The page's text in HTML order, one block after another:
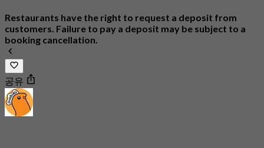
Restaurants have the right to request a deposit from
customers. Failure to pay a deposit may be subject to a
booking cancellation.
공유